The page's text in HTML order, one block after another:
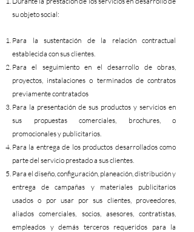
su objeto social:
Para la sustentación de la relación contractual
establecida con sus clientes.
Para el seguimiento en el desarrollo de obras,
proyectos, instalaciones o terminados de contratos
previamente contratados
Para la presentación de sus productos y servicios en
sus propuestas comerciales, brochures, o
promocionales y publicitarios.
Para la entrega de los productos desarrollados como
parte del servicio prestado a sus clientes.
Para el diseño, configuración, planeación, distribución y
entrega de campañas y materiales publicitarios
usados o por usar por sus clientes, proveedores,
aliados comerciales, socios, asesores, contratistas,
empleados y demás terceros requeridos para la